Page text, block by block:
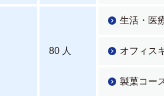
80 人
生活・医
オフィス
製菓コー